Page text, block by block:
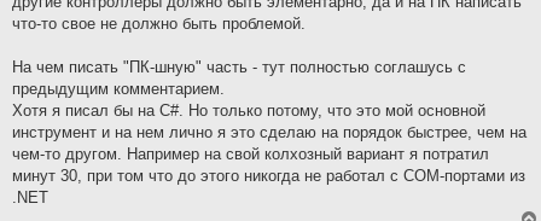
что-то свое не должно быть проблемой.
На чем писать "ПК-шную" часть - тут полностью соглашусь с
предыдущим комментарием.
Хотя я писал бы на C#. Но только потому, что это мой основной
инструмент и на нем лично я это сделаю на порядок быстрее, чем на
чем-то другом. Например на свой колхозный вариант я потратил
минут 30, при том что до этого никогда не работал с СОМ-портами из
.NET